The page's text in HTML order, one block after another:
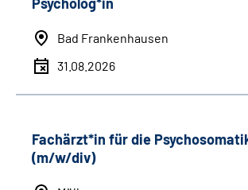
Bad Frankenhausen
31.08.2026
Fachärzt*in für die
(m/w/div)